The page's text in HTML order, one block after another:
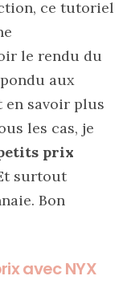
ce tutoriel
le rendu du
aux
en savoir plus
les cas, je
prix
surtout
Bon
avec NYX